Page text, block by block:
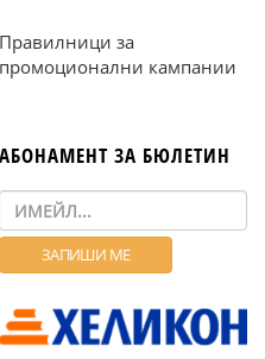
Правилници за
промоционални кампании
АБОНАМЕНТ ЗА БЮЛЕТИН